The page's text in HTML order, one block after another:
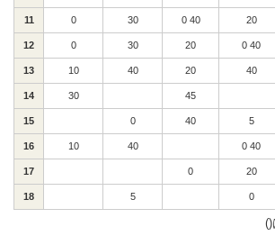
11 0 30 0 40 20
12 0 30 20 0 40
13 10 40 20 40
14 30 45
15 0 40 5
16 10 40 0 40
17 0 20
18 5 0
()